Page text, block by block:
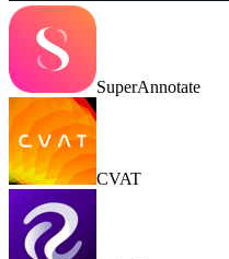
SuperAnnotate
CVAT